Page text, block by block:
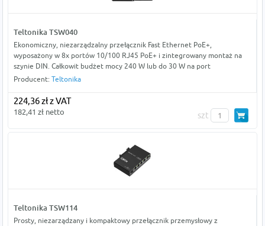
Teltonika TSW040
Ekonomiczny, niezarządzalny przełącznik Fast Ethernet PoE+,
wyposażony w 8x portów 10/100 RJ45 PoE+ i zintegrowany montaż na
szynie DIN. Całkowit budżet mocy 240 W lub do 30 W na port
Producent: Teltonika
224,36 zł z VAT
182,41 zł netto szt
Teltonika TSW114
Prosty, niezarządzany i kompaktowy przełącznik przemysłowy z